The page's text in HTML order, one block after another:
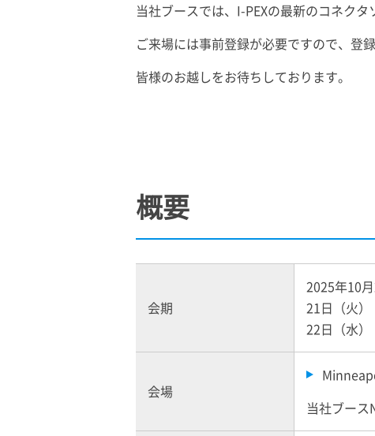
当社ブースでは、 I-PEXの最新のコネクタ
ご来場には事前登録が必要ですので、登
皆様のお越しをお待ちしております。
概要
会期
2025年10
21日（火
22日（水
会場
当社ブース